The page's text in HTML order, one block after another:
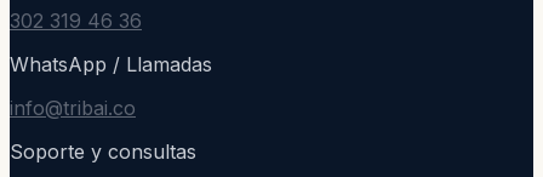
302 319 46 36
WhatsApp / Llamadas
info@tribai.co
Soporte y consultas